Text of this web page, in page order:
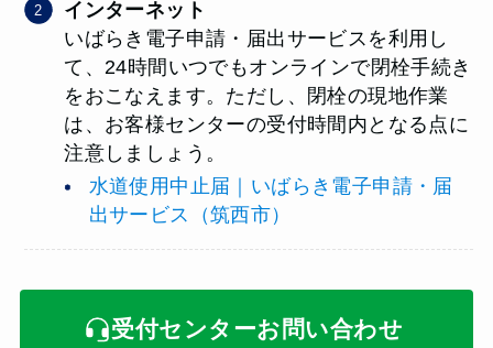
インターネット
いばらき電子申請・届出サービスを利用し
て、24時間いつでもオンラインで閉栓手続き
をおこなえます。ただし、閉栓の現地作業
は、お客様センターの受付時間内となる点に
注意しましょう。
水道使用中止届｜いばらき電子申請・届
出サービス（筑西市）
受付センターお問い合わせ